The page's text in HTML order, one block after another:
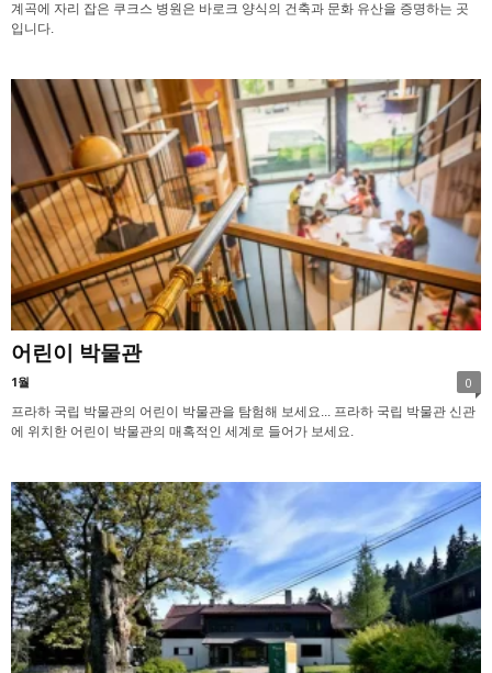
계곡에 자리 잡은 쿠크스 병원은 바로크 양식의 건축과 문화 유산을 증명하는 곳
입니다.
어린이 박물관
1월 0
프라하 국립 박물관의 어린이 박물관을 탐험해 보세요... 프라하 국립 박물관 신관
에 위치한 어린이 박물관의 매혹적인 세계로 들어가 보세요.